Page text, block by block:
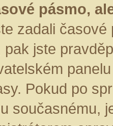
pásmo,
zadali
jste
Pokud po
současnému,